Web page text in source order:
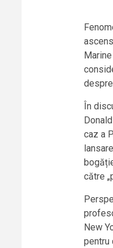
În
caz a
către
New
pentru